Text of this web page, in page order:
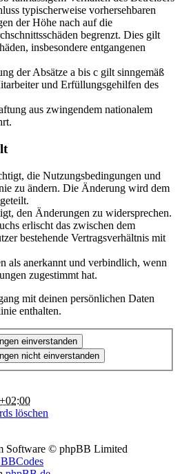
typischerweise vorhersehbaren
der Höhe nach auf die
begrenzt. Dies gilt
insbesondere entgangenen
der Absätze a bis c gilt sinngemäß
und Erfüllungsgehilfen des
aus zwingendem nationalem
die Nutzungsbedingungen und
zu ändern. Die Änderung wird dem
den Änderungen zu widersprechen.
erlischt das zwischen dem
bestehende Vertragsverhältnis mit
als anerkannt und verbindlich, wenn
zugestimmt hat.
mit deinen persönlichen Daten
enthalten.
löschen
Software © phpBB Limited